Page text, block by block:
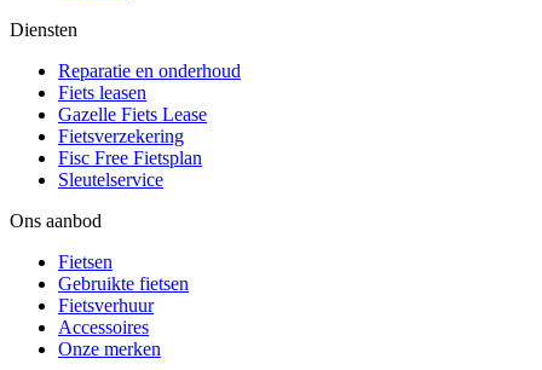
Diensten
Reparatie en onderhoud
Fiets leasen
Gazelle Fiets Lease
Fietsverzekering
Fisc Free Fietsplan
Sleutelservice
Ons aanbod
Fietsen
Gebruikte fietsen
Fietsverhuur
Accessoires
Onze merken